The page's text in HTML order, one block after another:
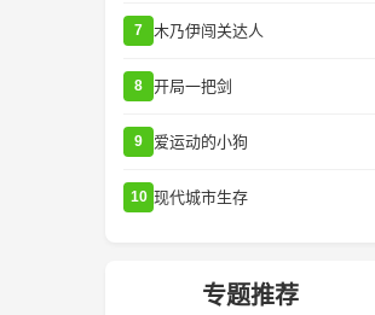
7 木乃伊闯关达人
8 开局一把剑
9 爱运动的小狗
10 现代城市生存
专题推荐